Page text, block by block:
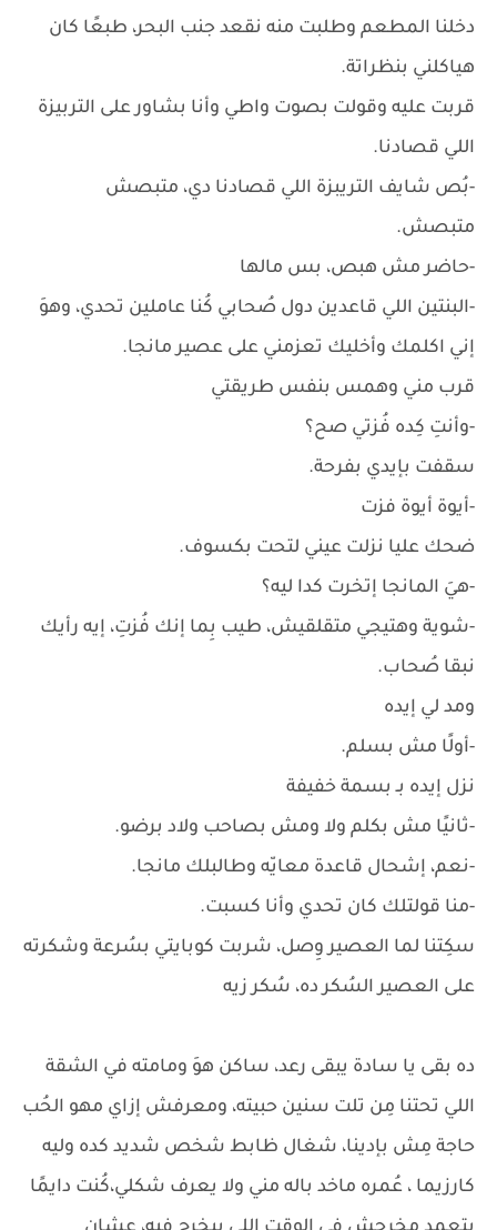
دخلنا المطعم وطلبت منه نقعد جنب البحر، طبعًا كان
هياكلني بنظراتة.
قربت عليه وقولت بصوت واطي وأنا بشاور على التربيزة
اللي قصادنا.
-بُص شايف التريبزة اللي قصادنا دي، متبصش
متبصش.
-حاضر مش هبص، بس مالها
-البنتين اللي قاعدين دول صُحابي كُنا عاملين تحدي، وهوَ
إني اكلمك وأخليك تعزمني على عصير مانجا.
قرب مني وهمس بنفس طريقتي
-وأنتِ كِده فُزتي صح؟
سقفت بإيدي بفرحة.
-أيوة أيوة فزت
ضحك عليا نزلت عيني لتحت بكسوف.
-هيَ المانجا إتخرت كدا ليه؟
-شوية وهتيجي متقلقيش، طيب بِما إنك فُزتِ، إيه رأيك
نبقا صُحاب.
ومد لي إيده
-أولًا مش بسلم.
نزل إيده بـ بسمة خفيفة
-ثانيًا مش بكلم ولا ومش بصاحب ولاد برضو.
-نعم، إشحال قاعدة معايّه وطالبلك مانجا.
-منا قولتلك كان تحدي وأنا كسبت.
سكِتنا لما العصير وِصل، شربت كوبايتي بسُرعة وشكرته
على العصير السُكر ده، سُكر زيه
ده بقى يا سادة يبقى رعد، ساكن هوَ ومامته في الشقة
اللي تحتنا مِن تلت سنين حبيته، ومعرفش إزاي مهو الحُب
حاجة مِش بإدينا، شغال ظابط شخص شديد كده وليه
كارزيما ، عُمره ماخد باله مني ولا يعرف شكلي،كُنت دايمًا